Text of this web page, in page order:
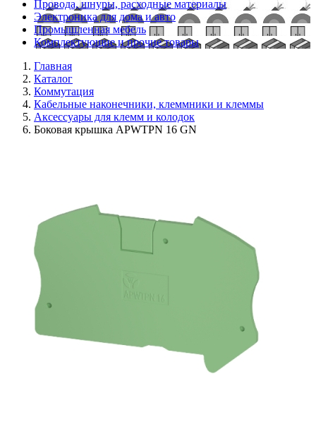
Провода, шнуры, расходные материалы
Электроника для дома и авто
Промышленная мебель
Комплектующие и прочие товары
Главная
Каталог
Коммутация
Кабельные наконечники, клеммники и клеммы
Аксессуары для клемм и колодок
Боковая крышка APWTPN 16 GN